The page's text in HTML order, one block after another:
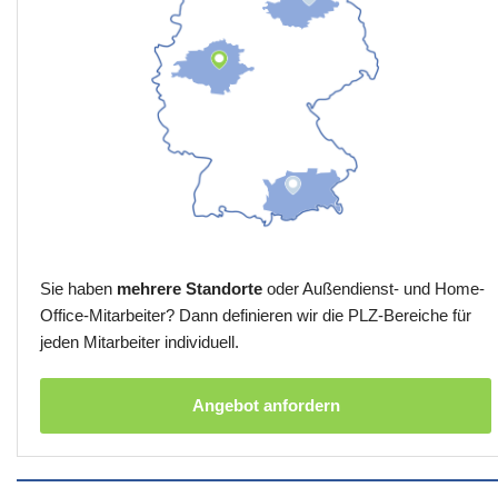
Sie haben mehrere Standorte oder Außendienst- und Home-
Office-Mitarbeiter? Dann definieren wir die PLZ-Bereiche für
jeden Mitarbeiter individuell.
Angebot anfordern